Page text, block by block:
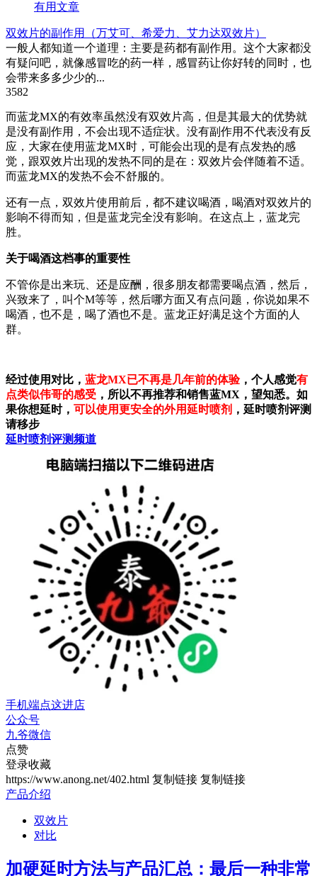
有用文章
双效片的副作用（万艾可、希爱力、艾力达双效片）
一般人都知道一个道理：主要是药都有副作用。这个大家都没
有疑问吧，就像感冒吃的药一样，感冒药让你好转的同时，也
会带来多多少少的...
3582
而蓝龙MX的有效率虽然没有双效片高，但是其最大的优势就
是没有副作用，不会出现不适症状。没有副作用不代表没有反
应，大家在使用蓝龙MX时，可能会出现的是有点发热的感
觉，跟双效片出现的发热不同的是在：双效片会伴随着不适。
而蓝龙MX的发热不会不舒服的。
还有一点，双效片使用前后，都不建议喝酒，喝酒对双效片的
影响不得而知，但是蓝龙完全没有影响。在这点上，蓝龙完
胜。
关于喝酒这档事的重要性
不管你是出来玩、还是应酬，很多朋友都需要喝点酒，然后，
兴致来了，叫个M等等，然后哪方面又有点问题，你说如果不
喝酒，也不是，喝了酒也不是。蓝龙正好满足这个方面的人
群。
经过使用对比， 蓝龙MX已不再是几年前的体验，个人感觉有
点类似伟哥的感受 ，所以不再推荐和销售蓝MX，望知悉。如
果你想延时， 可以使用更安全的外用延时喷剂 ，延时喷剂评测
请移步
延时喷剂评测频道
手机端点这进店
公众号
九爷微信
点赞
登录收藏
https://www.anong.net/402.html 复制链接 复制链接
产品介绍
双效片
对比
加硬延时方法与产品汇总：最后一种非常